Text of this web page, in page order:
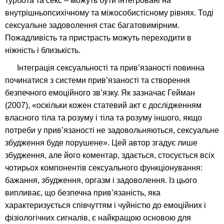
внутрішньопсихічному та міжособистісному рівнях. Тоді
сексуальне задоволення стає багатовимірним.
Пожадливість та пристрасть можуть переходити в
ніжність і близькість.
Інтеграція сексуальності та прив’язаності повинна
починатися з системи прив’язаності та створення
безпечного емоційного зв’язку. Як зазначає Гейман
(2007), «оскільки кожен статевий акт є дослідженням
власного тіла та розуму і тіла та розуму іншого, якщо
потреби у прив’язаності не задовольняються, сексуальне
збудження буде порушене». Цей автор згадує лише
збудження, але його коментар, здається, стосується всіх
чотирьох компонентів сексуального функціонування:
бажання, збудження, оргазм і задоволення. Із цього
випливає, що безпечна прив’язаність, яка
характеризується співчуттям і чуйністю до емоційних і
фізіологічних сигналів, є найкращою основою для